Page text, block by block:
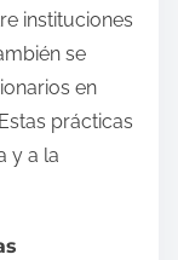
instituciones
se
en
prácticas
y a la